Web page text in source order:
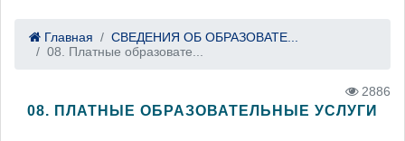
Главная
СВЕДЕНИЯ ОБ ОБРАЗОВАТЕ...
08. Платные образовате...
2886
08. ПЛАТНЫЕ ОБРАЗОВАТЕЛЬНЫЕ УСЛУГИ